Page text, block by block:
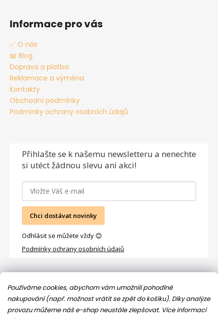
Používáme cookies, abychom vám umožnili pohodlné
nakupování (např. možnost vrátit se zpět do košíku). Díky analýze
provozu můžeme náš e-shop neustále zlepšovat. Více informací
Informace pro vás
✅ O nás
📖 Blog
Doprava a platba
Reklamace a výměna
Kontakty
Obchodní podmínky
Podmínky ochrany osobních údajů
Přihlašte se k našemu newsletteru a nenechte
si utéct žádnou slevu ani akci!
Chci dostávat novinky
Odhlásit se můžete vždy 😊
Podmínky ochrany osobních údajů
Facebook